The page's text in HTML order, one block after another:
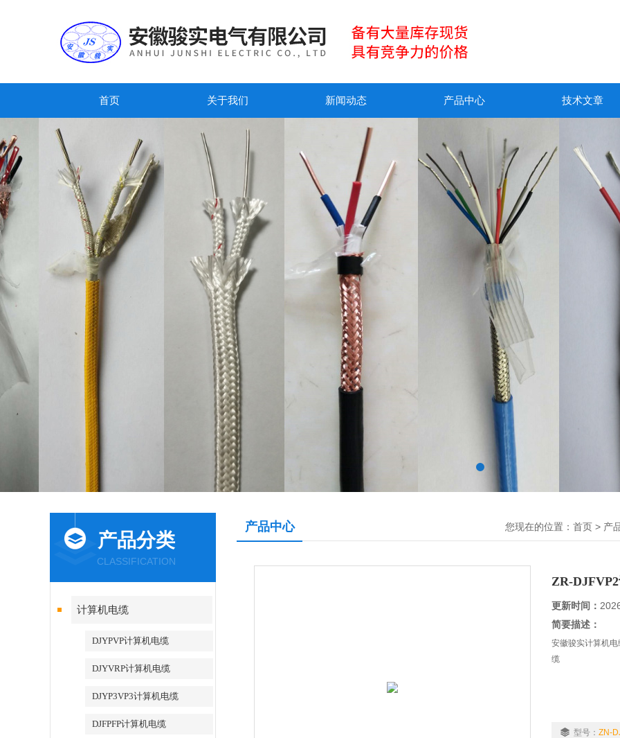
首页 关于我们 新闻动态 产品中心 技术文章
产品分类
CLASSIFICATION
计算机电缆
DJYPVP计算机电缆
DJYVRP计算机电缆
DJYP3VP3计算机电缆
DJFPFP计算机电缆
产品中心 您现在的位置： 首页 > 产
ZR-
更新时间：
简要描述：
安徽骏实计算机
缆
型号： ZN-